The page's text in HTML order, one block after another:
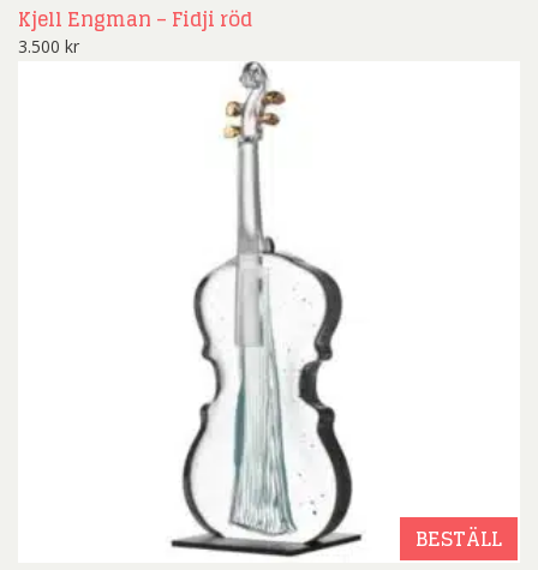
Kjell Engman – Fidji röd
3.500 kr
BESTÄLL